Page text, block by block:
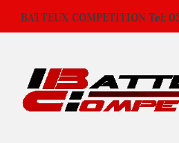
contenu
BATTEUX COMPETITION Tel: